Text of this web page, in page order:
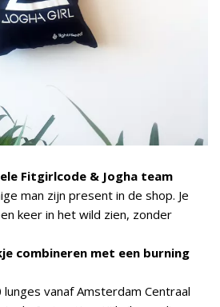
Fitgirlcode & Jogha team
man zijn present in de shop. Je
keer in het wild zien, zonder
combineren met een burning
vanaf Amsterdam Centraal